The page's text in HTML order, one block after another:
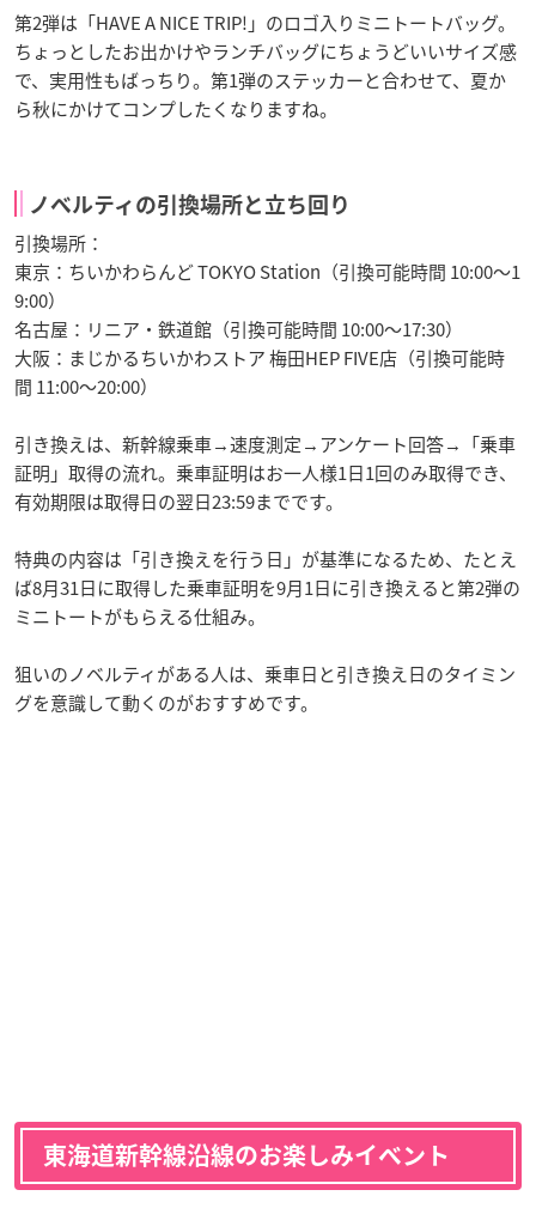
第2弾は「HAVE A NICE TRIP!」のロゴ入りミニトートバッグ。
ちょっとしたお出かけやランチバッグにちょうどいいサイズ感
で、実用性もばっちり。第1弾のステッカーと合わせて、夏か
ら秋にかけてコンプしたくなりますね。
ノベルティの引換場所と立ち回り
引換場所：
東京：ちいかわらんど TOKYO Station（引換可能時間 10:00〜1
9:00）
名古屋：リニア・鉄道館（引換可能時間 10:00〜17:30）
大阪：まじかるちいかわストア 梅田HEP FIVE店（引換可能時
間 11:00〜20:00）
引き換えは、新幹線乗車→速度測定→アンケート回答→「乗車
証明」取得の流れ。乗車証明はお一人様1日1回のみ取得でき、
有効期限は取得日の翌日23:59までです。
特典の内容は「引き換えを行う日」が基準になるため、たとえ
ば8月31日に取得した乗車証明を9月1日に引き換えると第2弾の
ミニトートがもらえる仕組み。
狙いのノベルティがある人は、乗車日と引き換え日のタイミン
グを意識して動くのがおすすめです。
東海道新幹線沿線のお楽しみイベント